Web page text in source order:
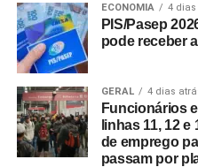
ECONOMIA 4 dias
PIS/Pasep
pode receber
GERAL 4 dias
Funcionários
linhas 11, 12
de emprego
passam por